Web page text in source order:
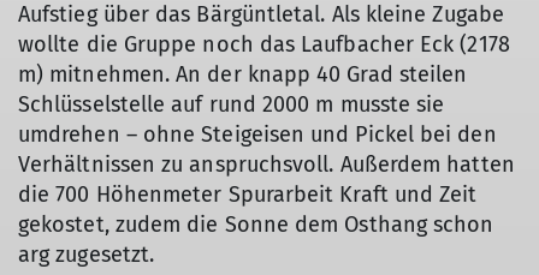
Aufstieg über das Bärgüntletal. Als kleine Zugabe
wollte die Gruppe noch das Laufbacher Eck (2178
m) mitnehmen. An der knapp 40 Grad steilen
Schlüsselstelle auf rund 2000 m musste sie
umdrehen – ohne Steigeisen und Pickel bei den
Verhältnissen zu anspruchsvoll. Außerdem hatten
die 700 Höhenmeter Spurarbeit Kraft und Zeit
gekostet, zudem die Sonne dem Osthang schon
arg zugesetzt.